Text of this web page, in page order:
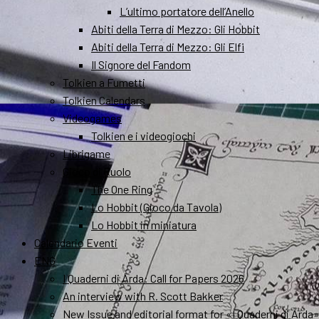
L’ultimo portatore dell’Anello
Abiti della Terra di Mezzo: Gli Hobbit
Abiti della Terra di Mezzo: Gli Elfi
Il Signore del Fandom
Tolkien a Fumetti
Tolkien Calendars
Videogames
Tolkien e i videogiochi
Librigame
Gioco di Ruolo
The One Ring
Lo Hobbit (Gioco da Tavola)
Lo Hobbit in miniatura
Calendario Eventi
ENG
I Quaderni di Arda: Call for Papers 2026
An interview with R. Scott Bakker
New Issue and editorial format for «I Quaderni di Arda»